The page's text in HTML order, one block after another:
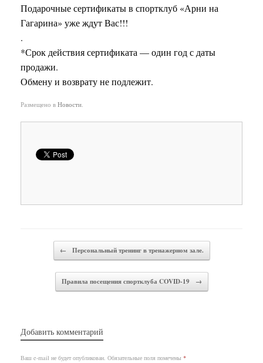
Подарочные сертификаты в спортклуб «Арни на
Гагарина» уже ждут Вас!!!
.
*Срок действия сертификата — один год с даты
продажи.
Обмену и возврату не подлежит.
Размещено в Новости
Навигация записи
← Персональный тренинг в тренажерном зале.
Правила посещения спортклуба COVID-19 →
Добавить комментарий
Ваш e-mail не будет опубликован. Обязательные поля помечены *